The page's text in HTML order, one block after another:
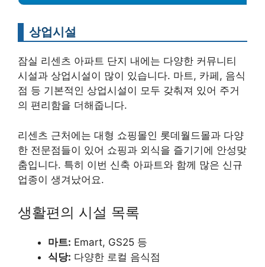
상업시설
잠실 리센츠 아파트 단지 내에는 다양한 커뮤니티
시설과 상업시설이 많이 있습니다. 마트, 카페, 음식
점 등 기본적인 상업시설이 모두 갖춰져 있어 주거
의 편리함을 더해줍니다.
리센츠 근처에는 대형 쇼핑몰인 롯데월드몰과 다양
한 전문점들이 있어 쇼핑과 외식을 즐기기에 안성맞
춤입니다. 특히 이번 신축 아파트와 함께 많은 신규
업종이 생겨났어요.
생활편의 시설 목록
마트: Emart, GS25 등
식당: 다양한 로컬 음식점